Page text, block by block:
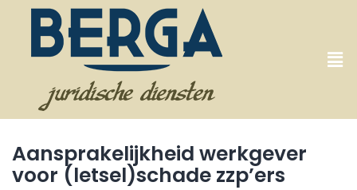
Aansprakelijkheid werkgever
voor (letsel)schade zzp’ers